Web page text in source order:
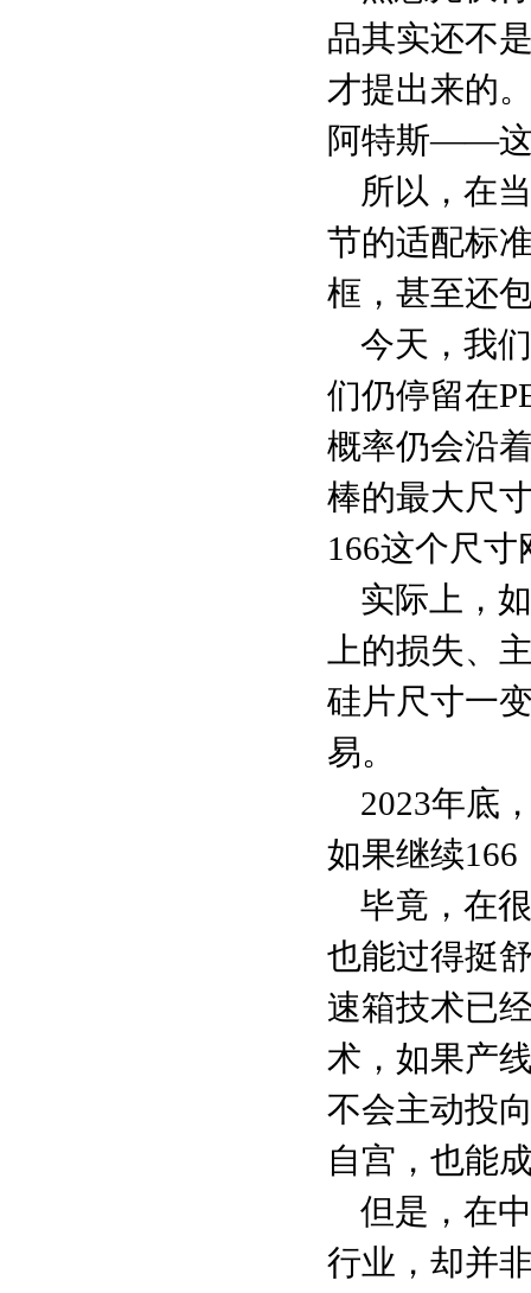
品其实还不
才提出来的
阿特斯——这
所以，在
节的适配标
框，甚至还
今天，我
们仍停留在
概率仍会沿
棒的最大尺
166这个尺
实际上，
上的损失、
硅片尺寸一
易。
2023年底
如果继续
毕竟，在
也能过得挺
速箱技术已
术，如果产
不会主动投
自宫，也能
但是，在
行业，却并